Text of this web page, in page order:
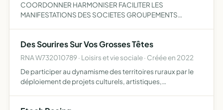
COORDONNER HARMONISER FACILITER LES
MANIFESTATIONS DES SOCIETES GROUPEMENTS
COLLECTIVES ORGANISER DES MANIFESTATIONS
RECREATIVE POUR SON COMPTE
Des Sourires Sur Vos Grosses Têtes
RNA W732010789 · Loisirs et vie sociale · Créée en 2022
De participer au dynamisme des territoires ruraux par le
déploiement de projets culturels, artistiques,